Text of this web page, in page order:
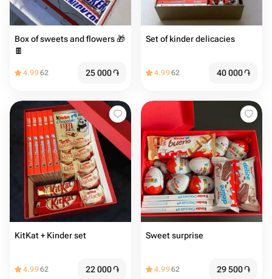
Box of sweets and flowers 🎁
🍫
4.9962 25 000֏
Set of kinder delicacies
4.9962 40 000֏
KitKat + Kinder set
4.9962 22 000֏
Sweet surprise
4.9962 29 500֏